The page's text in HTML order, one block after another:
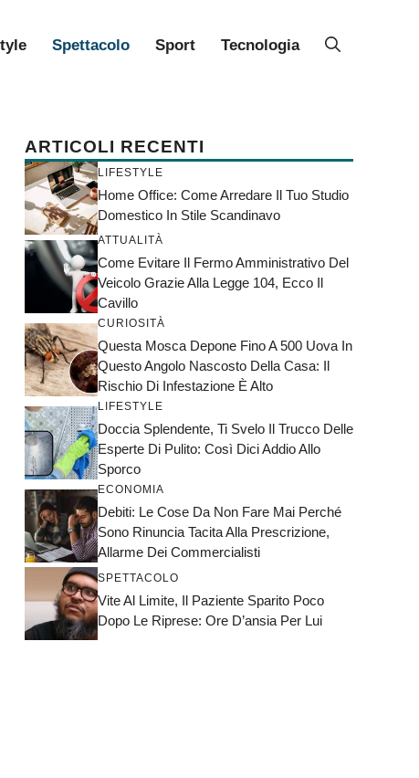
Spettacolo Sport Tecnologia
ARTICOLI RECENTI
LIFESTYLE
Home Office: Come Arredare Il Tuo Studio
Domestico In Stile Scandinavo
ATTUALITÀ
Come Evitare Il Fermo Amministrativo Del
Veicolo Grazie Alla Legge 104, Ecco Il
Cavillo
CURIOSITÀ
Questa Mosca Depone Fino A 500 Uova In
Questo Angolo Nascosto Della Casa: Il
Rischio Di Infestazione È Alto
LIFESTYLE
Doccia Splendente, Ti Svelo Il Trucco Delle
Esperte Di Pulito: Così Dici Addio Allo
Sporco
ECONOMIA
Debiti: Le Cose Da Non Fare Mai Perché
Sono Rinuncia Tacita Alla Prescrizione,
Allarme Dei Commercialisti
SPETTACOLO
Vite Al Limite, Il Paziente Sparito Poco
Dopo Le Riprese: Ore D’ansia Per Lui